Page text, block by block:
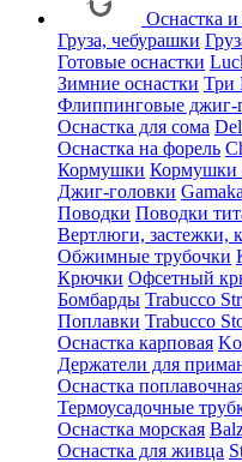
Оснастка
Груза, чебурашки
Готовые оснастки
Зимние оснастки Три
Флиппинговые джиг-
Оснастка для сома
Оснастка на форель
Кормушки Кормушки
Джиг-головки
Поводки Поводки
Вертлюги, застежки,
Обжимные трубочки
Крючки Офсетный
Бомбарды Trabucco
Поплавки Trabucco
Оснастка карповая
Держатели для
Оснастка
Термоусадочные
Оснастка морская
Оснастка для живца